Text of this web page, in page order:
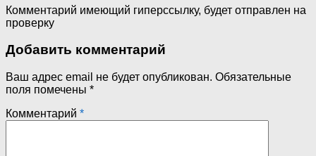
Комментарий имеющий гиперссылку, будет отправлен на
проверку
Добавить комментарий
Ваш адрес email не будет опубликован. Обязательные
поля помечены *
Комментарий *